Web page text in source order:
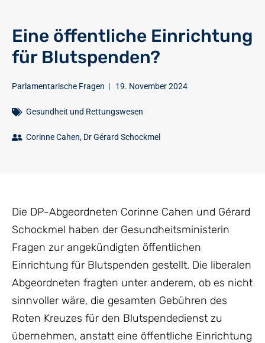
Eine öffentliche Einrichtung
für Blutspenden?
Parlamentarische Fragen | 19. November 2024
Gesundheit und Rettungswesen
Corinne Cahen, Dr Gérard Schockmel
Die DP-Abgeordneten Corinne Cahen und Gérard
Schockmel haben der Gesundheitsministerin
Fragen zur angekündigten öffentlichen
Einrichtung für Blutspenden gestellt. Die liberalen
Abgeordneten fragten unter anderem, ob es nicht
sinnvoller wäre, die gesamten Gebühren des
Roten Kreuzes für den Blutspendedienst zu
übernehmen, anstatt eine öffentliche Einrichtung